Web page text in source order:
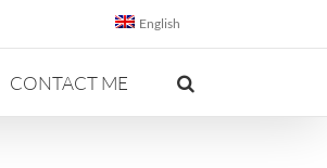
English
CONTACT ME